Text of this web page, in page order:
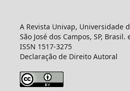
A Revista Univap, Universidade
São José dos Campos, SP, Brasil.
ISSN 1517-3275
Declaração de Direito Autoral